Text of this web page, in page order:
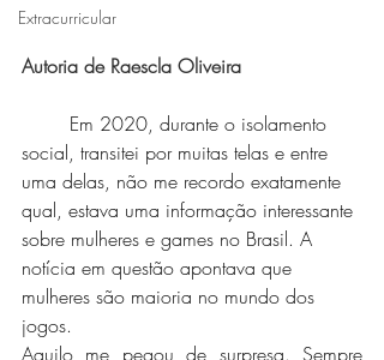
Extracurricular
Autoria de Raescla Oliveira
social, transitei por muitas telas e entre
uma delas, não me recordo exatamente
qual, estava uma informação interessante
sobre mulheres e games no Brasil. A
notícia em questão apontava que
mulheres são maioria no mundo dos
jogos.
Aquilo me pegou de surpresa. Sempre